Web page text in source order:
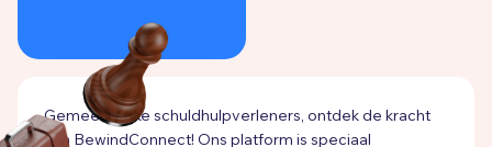
Gemeentelijke schuldhulpverleners, ontdek de kracht
van BewindConnect! Ons platform is speciaal